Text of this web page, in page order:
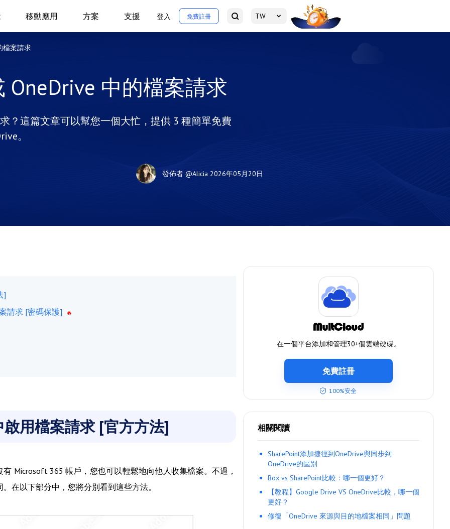
移動應用 方案 支援 登入 免費註冊 TW
檔案請求
OneDrive 中的檔案請求
？這篇文章可以幫您一個大忙，提供 3 種簡單免費
。
發佈者 @Alicia 2026年05月20日
]
請求 [密碼保護]
啟用檔案請求 [官方方法]
Microsoft 365 帳戶，您也可以輕鬆地向他人收集檔案。不過，
在以下部分中，您將分別看到這些方法。
在一個平台添加和管理30+個雲端硬碟。
免費註冊
100%安全
相關閱讀
SharePoint添加捷徑到OneDrive與同步到
OneDrive的區別
Box vs SharePoint比較：哪一個更好？
【教程】Google Drive VS OneDrive比較，哪一個
更好？
修復「OneDrive 來源與目的地檔案相同」問題